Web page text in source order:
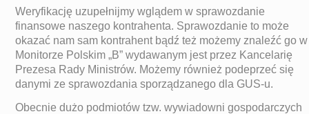
Weryfikację uzupełnijmy wglądem w sprawozdanie
finansowe naszego kontrahenta. Sprawozdanie to może
okazać nam sam kontrahent bądź też możemy znaleźć go w
Monitorze Polskim „B” wydawanym jest przez Kancelarię
Prezesa Rady Ministrów. Możemy również podeprzeć się
danymi ze sprawozdania sporządzanego dla GUS-u.
Obecnie dużo podmiotów tzw. wywiadowni gospodarczych